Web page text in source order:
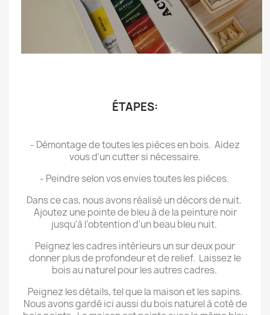
ÉTAPES:
- Démontage de toutes les pièces en bois. Aidez
vous d'un cutter si nécessaire.
- Peindre selon vos envies toutes les pièces.
Dans ce cas, nous avons réalisé un décors de nuit.
Ajoutez une pointe de bleu à de la peinture noir
jusqu'à l’obtention d'un beau bleu nuit.
Peignez les cadres intérieurs un sur deux pour
donner plus de profondeur et de relief. Laissez le
bois au naturel pour les autres cadres.
Peignez les détails, tel que la maison et les sapins.
Nous avons gardé ici aussi du bois naturel à coté de